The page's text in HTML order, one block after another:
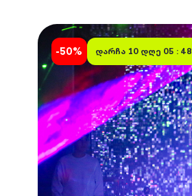
-50% დარჩა 10 დღე 05 :